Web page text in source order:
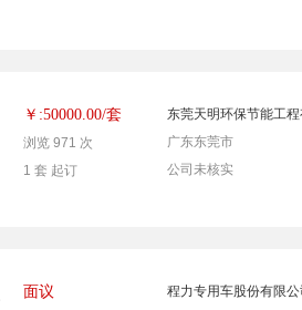
￥:50000.00/套
浏览 971 次
1 套 起订
东莞天明环保节能工程
广东东莞市
公司未核实
面议
程力专用车股份有限公